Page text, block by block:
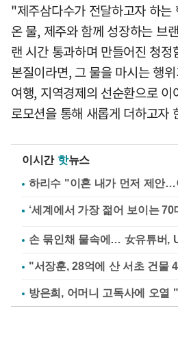
"제주삼다수가 전달하고자 하는
온 물, 제주와 함께 성장하는 브
랜 시간 통과하며 만들어진 청
본질이라면, 그 물을 마시는 행
여행, 지역경제의 선순환으로
로모션을 통해 새롭게 더하고자
이시간 핫뉴스
하리수 "이혼 내가 먼저 제안
손 묶인채 물속에… 女유튜버,
"서장훈, 28억에 산 서초 건물
방은희, 어머니 고독사에 오열